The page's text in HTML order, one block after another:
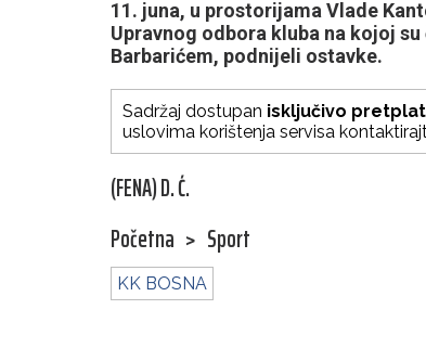
11. juna, u prostorijama Vlade
Upravnog odbora kluba na kojoj
Barbarićem, podnijeli ostavke.
Sadržaj dostupan isključivo
uslovima korištenja servisa
(FENA) D. Ć.
Početna > Sport
KK BOSNA